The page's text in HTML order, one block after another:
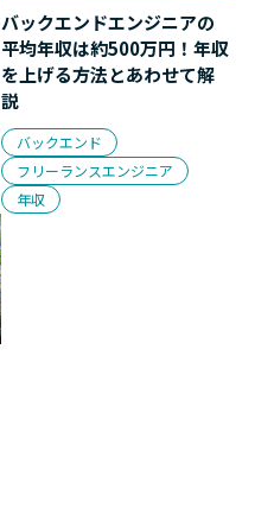
バックエンドエンジニアの
平均年収は約500万円！年収
を上げる方法とあわせて解
説
バックエンド
フリーランスエンジニア
年収